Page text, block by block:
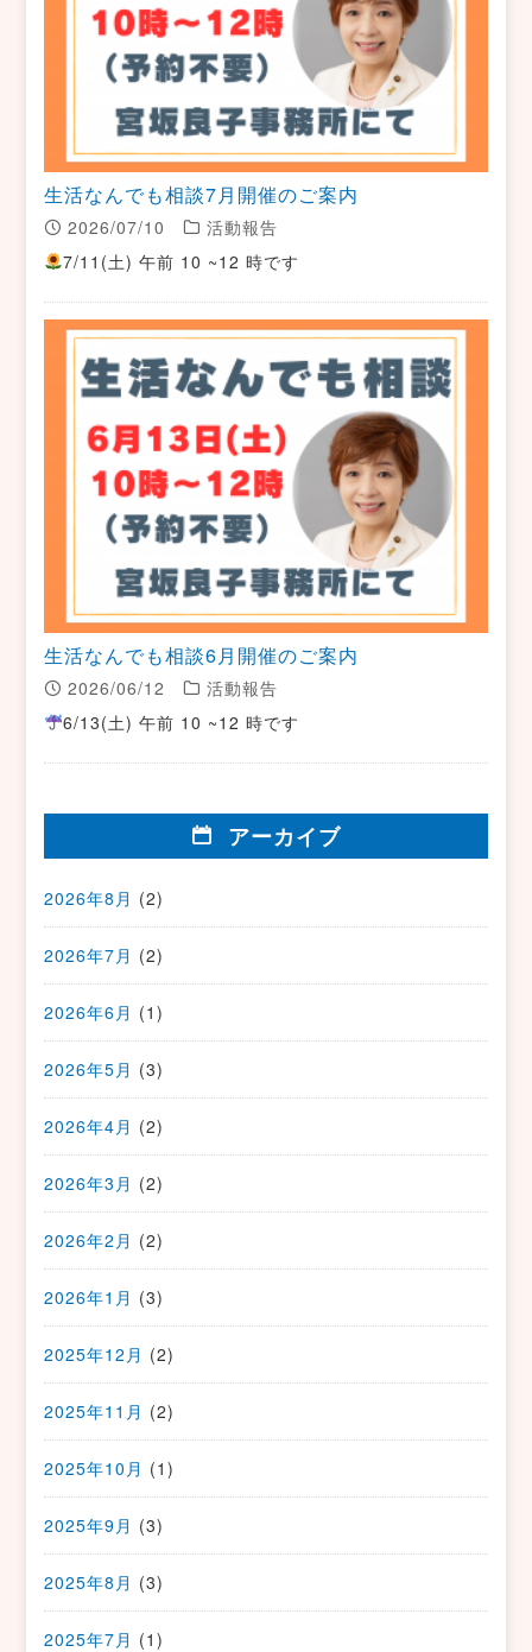
生活なんでも相談7月開催のご案内
2026/07/10
活動報告
7/11(土) 午前 10 ~12 時です
生活なんでも相談6月開催のご案内
2026/06/12
活動報告
6/13(土) 午前 10 ~12 時です
アーカイブ
2026年8月 (2)
2026年7月 (2)
2026年6月 (1)
2026年5月 (3)
2026年4月 (2)
2026年3月 (2)
2026年2月 (2)
2026年1月 (3)
2025年12月 (2)
2025年11月 (2)
2025年10月 (1)
2025年9月 (3)
2025年8月 (3)
2025年7月 (1)